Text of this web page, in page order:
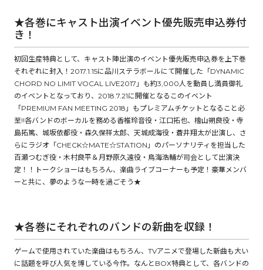
コミックエッセイ
閉じる
★各巻にキャスト出演イベント優先販売申込券付
き！
初回生産特典として、キャスト陣出演のイベント優先販売申込券を上下巻
それぞれに封入！2017.1.15に品川ステラボールにて開催した「DYNAMIC
CHORD NO LIMIT VOCAL LIVE2017」も約3,000人を動員し満員御礼
のイベントとなっており、2018.7.21に開催となるこのイベント
「PREMIUM FAN MEETING 2018」もプレミアムチケットとなること必
至!!各バンドのボーカルを務める香椎玲音役・江口拓也、檜山朔良役・寺
島拓篤、城坂依都役・森久保祥太郎、天城成海役・蒼井翔太が出演し、さ
らにラジオ「CHECK☆MATE☆STATION」のパーソナリティを担当した
百瀬つむぎ役・木村良平＆月野原久遠役・鳥海浩輔が司会として出演決
定！！トークショーはもちろん、楽曲ライブコーナーも予定！豪華メンバ
ーと共に、夢のような一時を過ごそう★
★各巻にそれぞれのバンドの新曲を収録！
ゲームで使用されていた楽曲はもちろん、TVアニメで登場した新曲も大い
に話題を呼び人気を博している今作。なんとBOX特典として、各バンドの